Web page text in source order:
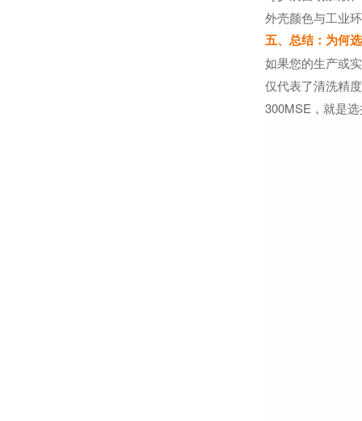
外壳颜色与工业
五、总结：为何
如果您的生产或
仅代表了清洗精
300MSE，就是